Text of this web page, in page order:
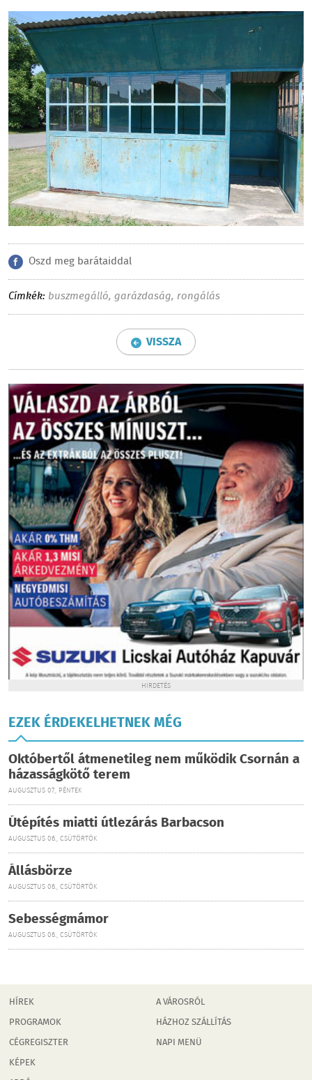
Oszd meg barátaiddal
Címkék: buszmegálló, garázdaság, rongálás
VISSZA
HIRDETÉS
EZEK ÉRDEKELHETNEK MÉG
Októbertől átmenetileg nem működik Csornán a
házasságkötő terem
AUGUSZTUS 07., PÉNTEK
Útépítés miatti útlezárás Barbacson
AUGUSZTUS 06., CSÜTÖRTÖK
Állásbörze
AUGUSZTUS 06., CSÜTÖRTÖK
Sebességmámor
AUGUSZTUS 06., CSÜTÖRTÖK
HÍREK
PROGRAMOK
CÉGREGISZTER
KÉPEK
A VÁROSRÓL
HÁZHOZ SZÁLLÍTÁS
NAPI MENÜ